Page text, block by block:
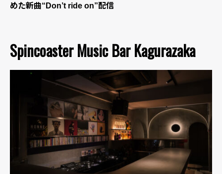
めた新曲“Don’t ride on”配信
Spincoaster Music Bar Kagurazaka